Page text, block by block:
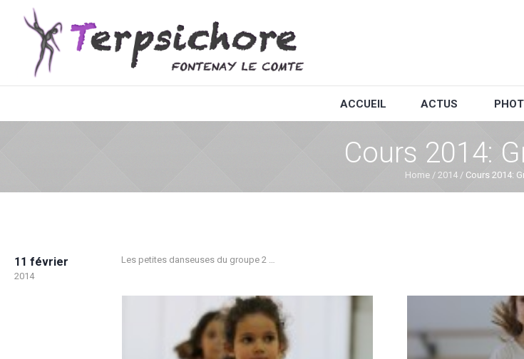
ACCUEIL ACTUS
Cours 2014:
Home / 2014 / Cours 2014:
11 février
2014
Les petites danseuses du groupe 2 …